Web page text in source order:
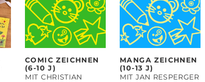
COMIC ZEICHNEN
(6-10 J)
MIT CHRISTIAN
MANGA ZEICHNEN
(10-13 J)
MIT JAN RESPERGER